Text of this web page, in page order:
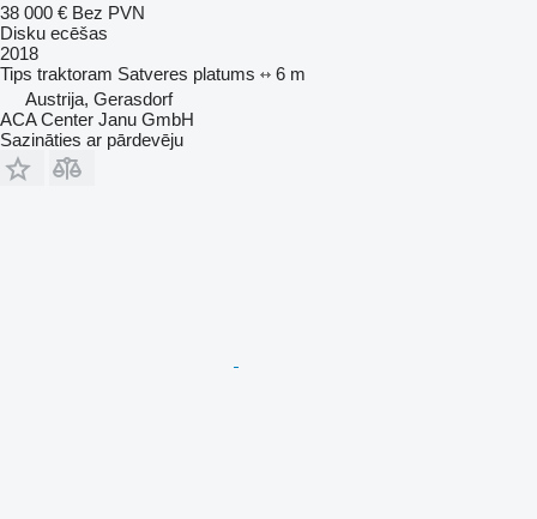
38 000 € Bez PVN
Disku ecēšas
2018
Tips traktoram Satveres platums
6 m
Austrija, Gerasdorf
ACA Center Janu GmbH
Sazināties ar pārdevēju